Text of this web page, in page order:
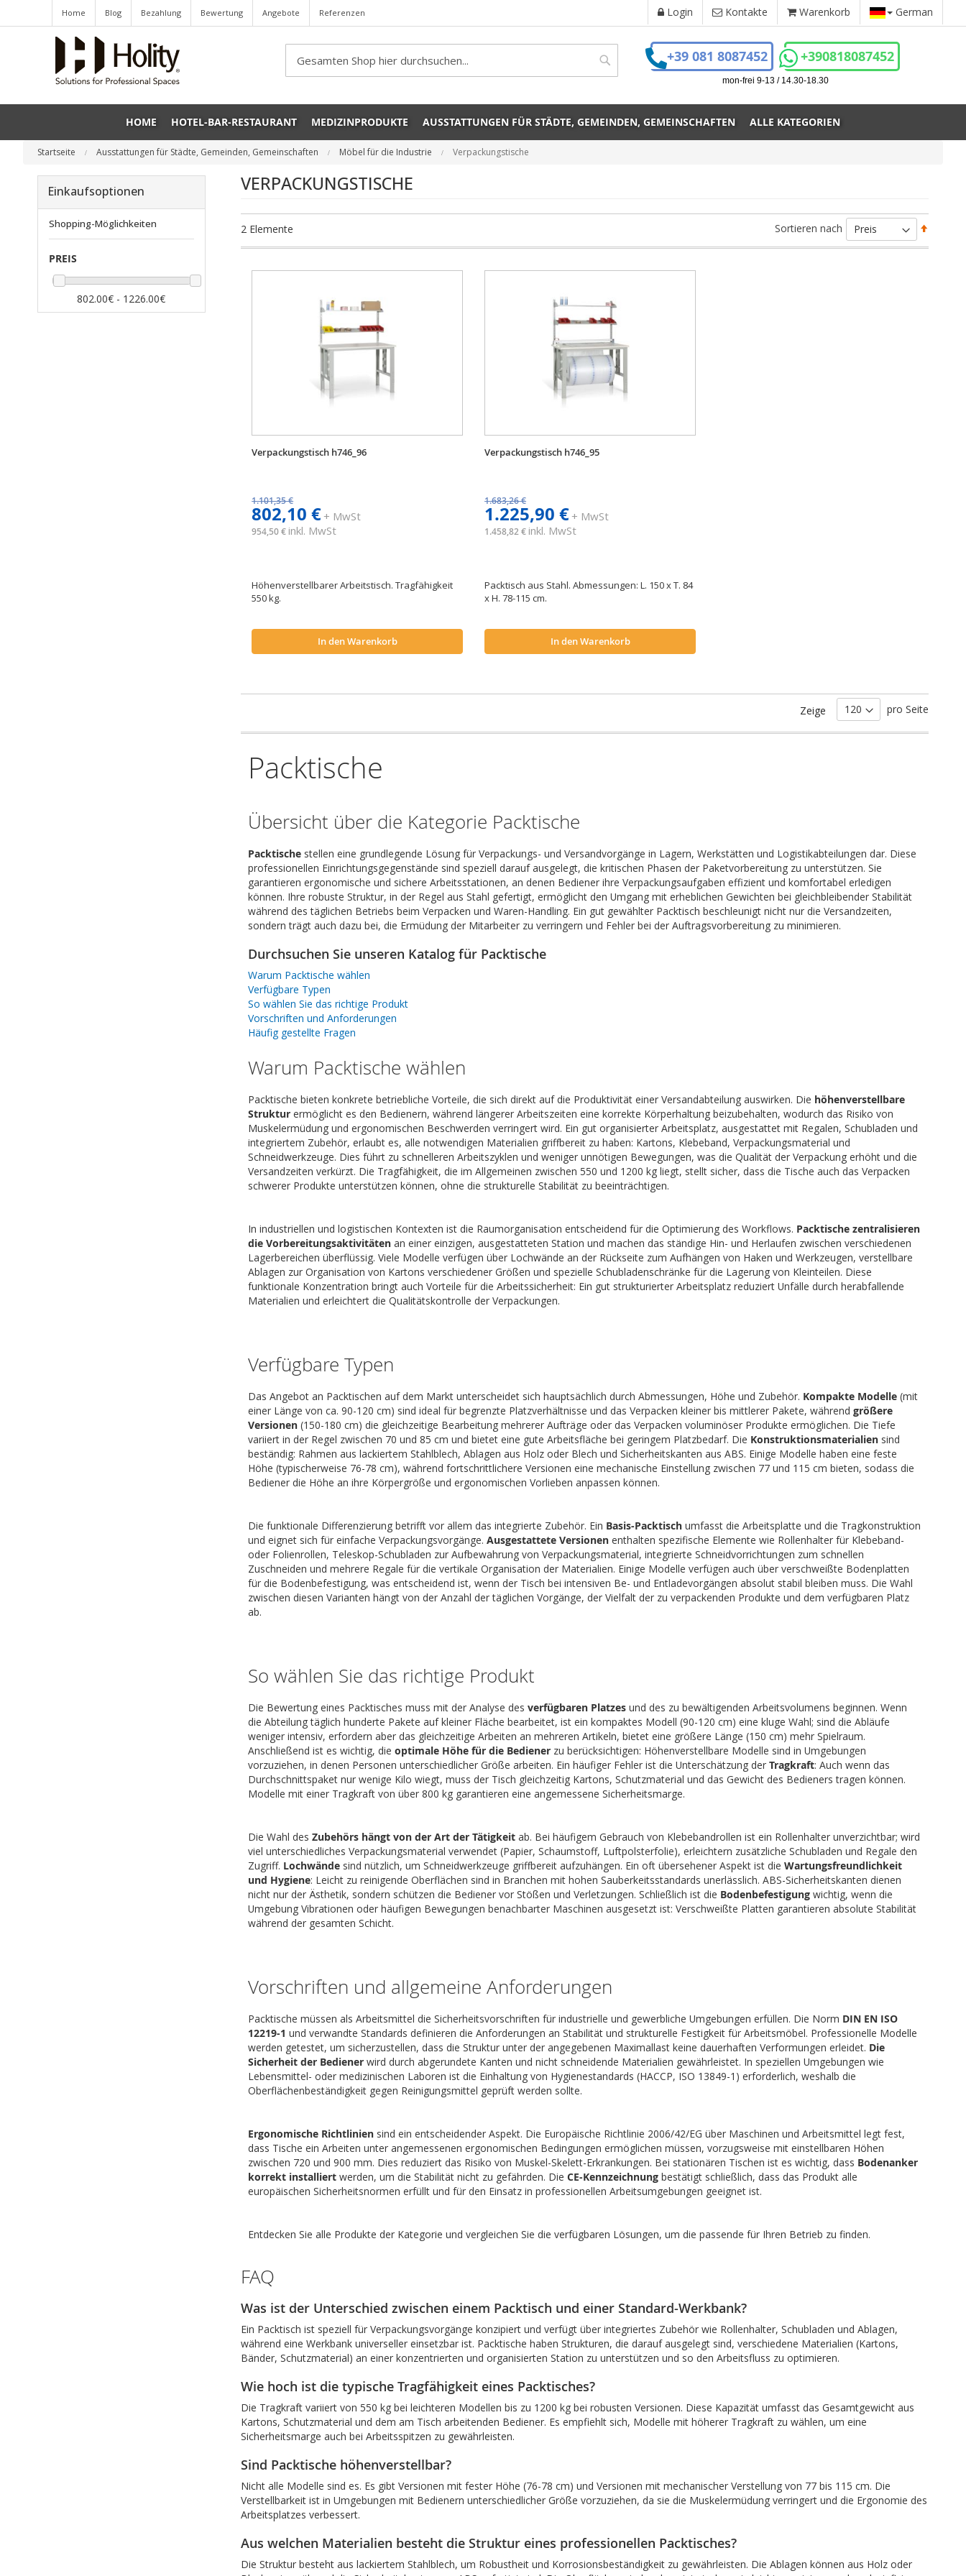
Home Blog Bezahlung Bewertung Angebote Referenzen Login Kontakte Warenkorb German
Search
Search
+39 081 8087452 +390818087452
mon-frei 9-13 / 14.30-18.30
HOME HOTEL-BAR-RESTAURANT MEDIZINPRODUKTE AUSSTATTUNGEN FÜR STÄDTE, GEMEINDEN, GEMEINSCHAFTEN ALLE KATEGORIEN
Startseite Ausstattungen für Städte, Gemeinden, Gemeinschaften Möbel für die Industrie Verpackungstische
VERPACKUNGSTISCHE
2 Elemente Sortieren nach
Verpackungstisch h746_96
1.101,35 €
802,10 €+ MwSt
954,50 € inkl. MwSt
Höhenverstellbarer Arbeitstisch. Tragfähigkeit
550 kg.
In den Warenkorb
Verpackungstisch h746_95
1.683,26 €
1.225,90 €+ MwSt
1.458,82 € inkl. MwSt
Packtisch aus Stahl. Abmessungen: L. 150 x T. 84
x H. 78-115 cm.
In den Warenkorb
Zeige pro Seite
Packtische
Übersicht über die Kategorie Packtische
Packtische stellen eine grundlegende Lösung für Verpackungs- und Versandvorgänge in Lagern, Werkstätten und Logistikabteilungen dar. Diese
professionellen Einrichtungsgegenstände sind speziell darauf ausgelegt, die kritischen Phasen der Paketvorbereitung zu unterstützen. Sie
garantieren ergonomische und sichere Arbeitsstationen, an denen Bediener ihre Verpackungsaufgaben effizient und komfortabel erledigen
können. Ihre robuste Struktur, in der Regel aus Stahl gefertigt, ermöglicht den Umgang mit erheblichen Gewichten bei gleichbleibender Stabilität
während des täglichen Betriebs beim Verpacken und Waren-Handling. Ein gut gewählter Packtisch beschleunigt nicht nur die Versandzeiten,
sondern trägt auch dazu bei, die Ermüdung der Mitarbeiter zu verringern und Fehler bei der Auftragsvorbereitung zu minimieren.
Durchsuchen Sie unseren Katalog für Packtische
Warum Packtische wählen
Verfügbare Typen
So wählen Sie das richtige Produkt
Vorschriften und Anforderungen
Häufig gestellte Fragen
Warum Packtische wählen
Packtische bieten konkrete betriebliche Vorteile, die sich direkt auf die Produktivität einer Versandabteilung auswirken. Die höhenverstellbare
Struktur ermöglicht es den Bedienern, während längerer Arbeitszeiten eine korrekte Körperhaltung beizubehalten, wodurch das Risiko von
Muskelermüdung und ergonomischen Beschwerden verringert wird. Ein gut organisierter Arbeitsplatz, ausgestattet mit Regalen, Schubladen und
integriertem Zubehör, erlaubt es, alle notwendigen Materialien griffbereit zu haben: Kartons, Klebeband, Verpackungsmaterial und
Schneidwerkzeuge. Dies führt zu schnelleren Arbeitszyklen und weniger unnötigen Bewegungen, was die Qualität der Verpackung erhöht und die
Versandzeiten verkürzt. Die Tragfähigkeit, die im Allgemeinen zwischen 550 und 1200 kg liegt, stellt sicher, dass die Tische auch das Verpacken
schwerer Produkte unterstützen können, ohne die strukturelle Stabilität zu beeinträchtigen.
In industriellen und logistischen Kontexten ist die Raumorganisation entscheidend für die Optimierung des Workflows. Packtische zentralisieren
die Vorbereitungsaktivitäten an einer einzigen, ausgestatteten Station und machen das ständige Hin- und Herlaufen zwischen verschiedenen
Lagerbereichen überflüssig. Viele Modelle verfügen über Lochwände an der Rückseite zum Aufhängen von Haken und Werkzeugen, verstellbare
Ablagen zur Organisation von Kartons verschiedener Größen und spezielle Schubladenschränke für die Lagerung von Kleinteilen. Diese
funktionale Konzentration bringt auch Vorteile für die Arbeitssicherheit: Ein gut strukturierter Arbeitsplatz reduziert Unfälle durch herabfallende
Materialien und erleichtert die Qualitätskontrolle der Verpackungen.
Verfügbare Typen
Das Angebot an Packtischen auf dem Markt unterscheidet sich hauptsächlich durch Abmessungen, Höhe und Zubehör. Kompakte Modelle (mit
einer Länge von ca. 90-120 cm) sind ideal für begrenzte Platzverhältnisse und das Verpacken kleiner bis mittlerer Pakete, währendgrößere
Versionen (150-180 cm) die gleichzeitige Bearbeitung mehrerer Aufträge oder das Verpacken voluminöser Produkte ermöglichen. Die Tiefe
variiert in der Regel zwischen 70 und 85 cm und bietet eine gute Arbeitsfläche bei geringem Platzbedarf. Die Konstruktionsmaterialien sind
beständig: Rahmen aus lackiertem Stahlblech, Ablagen aus Holz oder Blech und Sicherheitskanten aus ABS. Einige Modelle haben eine feste
Höhe (typischerweise 76-78 cm), während fortschrittlichere Versionen eine mechanische Einstellung zwischen 77 und 115 cm bieten, sodass die
Bediener die Höhe an ihre Körpergröße und ergonomischen Vorlieben anpassen können.
Die funktionale Differenzierung betrifft vor allem das integrierte Zubehör. Ein Basis-Packtisch umfasst die Arbeitsplatte und die Tragkonstruktion
und eignet sich für einfache Verpackungsvorgänge.Ausgestattete Versionen enthalten spezifische Elemente wie Rollenhalter für Klebeband-
oder Folienrollen, Teleskop-Schubladen zur Aufbewahrung von Verpackungsmaterial, integrierte Schneidvorrichtungen zum schnellen
Zuschneiden und mehrere Regale für die vertikale Organisation der Materialien. Einige Modelle verfügen auch über verschweißte Bodenplatten
für die Bodenbefestigung, was entscheidend ist, wenn der Tisch bei intensiven Be- und Entladevorgängen absolut stabil bleiben muss. Die Wahl
zwischen diesen Varianten hängt von der Anzahl der täglichen Vorgänge, der Vielfalt der zu verpackenden Produkte und dem verfügbaren Platz
ab.
So wählen Sie das richtige Produkt
Die Bewertung eines Packtisches muss mit der Analyse desverfügbaren Platzes und des zu bewältigenden Arbeitsvolumens beginnen. Wenn
die Abteilung täglich hunderte Pakete auf kleiner Fläche bearbeitet, ist ein kompaktes Modell (90-120 cm) eine kluge Wahl; sind die Abläufe
weniger intensiv, erfordern aber das gleichzeitige Arbeiten an mehreren Artikeln, bietet eine größere Länge (150 cm) mehr Spielraum.
Anschließend ist es wichtig, dieoptimale Höhe für die Bediener zu berücksichtigen: Höhenverstellbare Modelle sind in Umgebungen
vorzuziehen, in denen Personen unterschiedlicher Größe arbeiten. Ein häufiger Fehler ist die Unterschätzung derTragkraft: Auch wenn das
Durchschnittspaket nur wenige Kilo wiegt, muss der Tisch gleichzeitig Kartons, Schutzmaterial und das Gewicht des Bedieners tragen können.
Modelle mit einer Tragkraft von über 800 kg garantieren eine angemessene Sicherheitsmarge.
Die Wahl desZubehörs hängt von der Art der Tätigkeit ab. Bei häufigem Gebrauch von Klebebandrollen ist ein Rollenhalter unverzichtbar; wird
viel unterschiedliches Verpackungsmaterial verwendet (Papier, Schaumstoff, Luftpolsterfolie), erleichtern zusätzliche Schubladen und Regale den
Zugriff. Lochwände sind nützlich, um Schneidwerkzeuge griffbereit aufzuhängen. Ein oft übersehener Aspekt ist dieWartungsfreundlichkeit
und Hygiene: Leicht zu reinigende Oberflächen sind in Branchen mit hohen Sauberkeitsstandards unerlässlich. ABS-Sicherheitskanten dienen
nicht nur der Ästhetik, sondern schützen die Bediener vor Stößen und Verletzungen. Schließlich ist die Bodenbefestigung wichtig, wenn die
Umgebung Vibrationen oder häufigen Bewegungen benachbarter Maschinen ausgesetzt ist: Verschweißte Platten garantieren absolute Stabilität
während der gesamten Schicht.
Vorschriften und allgemeine Anforderungen
Packtische müssen als Arbeitsmittel die Sicherheitsvorschriften für industrielle und gewerbliche Umgebungen erfüllen. Die Norm DIN EN ISO
12219-1 und verwandte Standards definieren die Anforderungen an Stabilität und strukturelle Festigkeit für Arbeitsmöbel. Professionelle Modelle
werden getestet, um sicherzustellen, dass die Struktur unter der angegebenen Maximallast keine dauerhaften Verformungen erleidet. Die
Sicherheit der Bediener wird durch abgerundete Kanten und nicht schneidende Materialien gewährleistet. In speziellen Umgebungen wie
Lebensmittel- oder medizinischen Laboren ist die Einhaltung von Hygienestandards (HACCP, ISO 13849-1) erforderlich, weshalb die
Oberflächenbeständigkeit gegen Reinigungsmittel geprüft werden sollte.
Ergonomische Richtlinien sind ein entscheidender Aspekt. Die Europäische Richtlinie 2006/42/EG über Maschinen und Arbeitsmittel legt fest,
dass Tische ein Arbeiten unter angemessenen ergonomischen Bedingungen ermöglichen müssen, vorzugsweise mit einstellbaren Höhen
zwischen 720 und 900 mm. Dies reduziert das Risiko von Muskel-Skelett-Erkrankungen. Bei stationären Tischen ist es wichtig, dass Bodenanker
korrekt installiert werden, um die Stabilität nicht zu gefährden. DieCE-Kennzeichnung bestätigt schließlich, dass das Produkt alle
europäischen Sicherheitsnormen erfüllt und für den Einsatz in professionellen Arbeitsumgebungen geeignet ist.
Entdecken Sie alle Produkte der Kategorie und vergleichen Sie die verfügbaren Lösungen, um die passende für Ihren Betrieb zu finden.
FAQ
Was ist der Unterschied zwischen einem Packtisch und einer Standard-Werkbank?
Ein Packtisch ist speziell für Verpackungsvorgänge konzipiert und verfügt über integriertes Zubehör wie Rollenhalter, Schubladen und Ablagen,
während eine Werkbank universeller einsetzbar ist. Packtische haben Strukturen, die darauf ausgelegt sind, verschiedene Materialien (Kartons,
Bänder, Schutzmaterial) an einer konzentrierten und organisierten Station zu unterstützen und so den Arbeitsfluss zu optimieren.
Wie hoch ist die typische Tragfähigkeit eines Packtisches?
Die Tragkraft variiert von 550 kg bei leichteren Modellen bis zu 1200 kg bei robusten Versionen. Diese Kapazität umfasst das Gesamtgewicht aus
Kartons, Schutzmaterial und dem am Tisch arbeitenden Bediener. Es empfiehlt sich, Modelle mit höherer Tragkraft zu wählen, um eine
Sicherheitsmarge auch bei Arbeitsspitzen zu gewährleisten.
Sind Packtische höhenverstellbar?
Nicht alle Modelle sind es. Es gibt Versionen mit fester Höhe (76-78 cm) und Versionen mit mechanischer Verstellung von 77 bis 115 cm. Die
Verstellbarkeit ist in Umgebungen mit Bedienern unterschiedlicher Größe vorzuziehen, da sie die Muskelermüdung verringert und die Ergonomie des
Arbeitsplatzes verbessert.
Aus welchen Materialien besteht die Struktur eines professionellen Packtisches?
Die Struktur besteht aus lackiertem Stahlblech, um Robustheit und Korrosionsbeständigkeit zu gewährleisten. Die Ablagen können aus Holz oder
Einkaufsoptionen
Shopping-Möglichkeiten
PREIS
802.00€ - 1226.00€